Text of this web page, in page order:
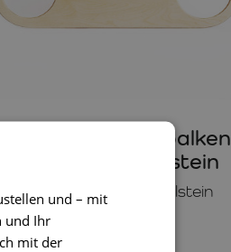
Ergänzung für Stapelstein
BaaVi Balancierbalken
breit für Stapelstein
und – mit
und Ihr
mit der